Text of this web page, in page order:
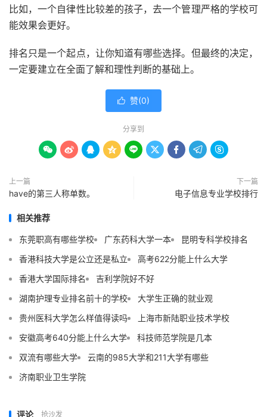
比如，一个自律性比较差的孩子，去一个管理严格的学校可
能效果会更好。
排名只是一个起点，让你知道有哪些选择。但最终的决定，
一定要建立在全面了解和理性判断的基础上。
 赞(0)
分享到
        
上一篇
have的第三人称单数。
下一篇
电子信息专业学校排行
相关推荐
东莞职高有哪些学校 广东药科大学一本
昆明专科学校排名
香港科技大学是公立还是私立
高考622分能上什么大学
香港大学国际排名
吉利学院好不好
湖南护理专业排名前十的学校
大学生正确的就业观
贵州医科大学怎么样值得读吗
上海市新陆职业技术学校
安徽高考640分能上什么大学
科技师范学院是几本
双流有哪些大学
云南的985大学和211大学有哪些
济南职业卫生学院
评论 抢沙发